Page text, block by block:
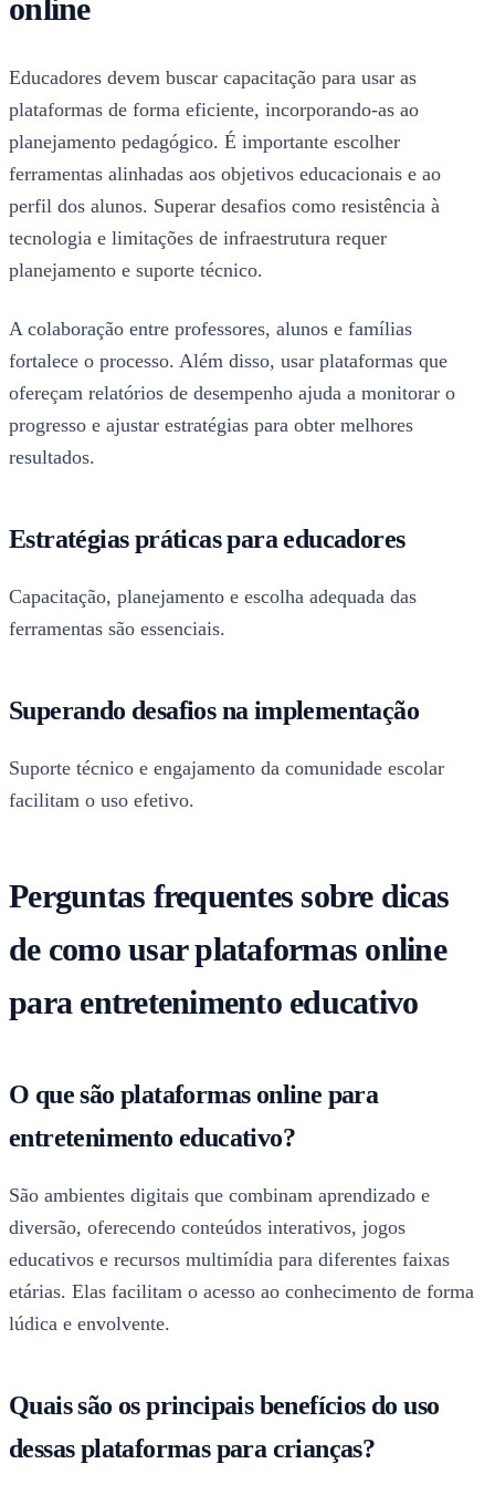
online
Educadores devem buscar capacitação para usar as
plataformas de forma eficiente, incorporando-as ao
planejamento pedagógico. É importante escolher
ferramentas alinhadas aos objetivos educacionais e ao
perfil dos alunos. Superar desafios como resistência à
tecnologia e limitações de infraestrutura requer
planejamento e suporte técnico.
A colaboração entre professores, alunos e famílias
fortalece o processo. Além disso, usar plataformas que
ofereçam relatórios de desempenho ajuda a monitorar o
progresso e ajustar estratégias para obter melhores
resultados.
Estratégias práticas para educadores
Capacitação, planejamento e escolha adequada das
ferramentas são essenciais.
Superando desafios na implementação
Suporte técnico e engajamento da comunidade escolar
facilitam o uso efetivo.
Perguntas frequentes sobre dicas
de como usar plataformas online
para entretenimento educativo
O que são plataformas online para
entretenimento educativo?
São ambientes digitais que combinam aprendizado e
diversão, oferecendo conteúdos interativos, jogos
educativos e recursos multimídia para diferentes faixas
etárias. Elas facilitam o acesso ao conhecimento de forma
lúdica e envolvente.
Quais são os principais benefícios do uso
dessas plataformas para crianças?